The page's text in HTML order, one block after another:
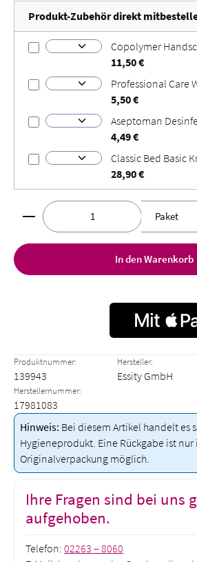
Produkt-Zubehör direkt
11,50 €
5,50 €
Aseptoman
4,49 €
28,90 €
Produkt Anzahl: Gib den Paket
In den Warenkorb
Produktnummer:
139943
Hersteller:
Essity GmbH
Herstellernummer:
17981083
Hinweis: Bei diesem Artikel handelt es
Hygieneprodukt. Eine Rückgabe ist
Originalverpackung möglich.
Ihre Fragen sind bei uns
aufgehoben.
Telefon: 02263 – 8060